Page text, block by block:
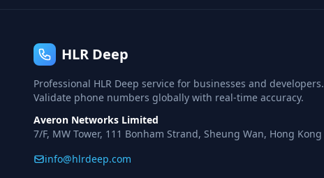
HLR Deep
Professional HLR Deep service for businesses and developers.
Validate phone numbers globally with real-time accuracy.
Averon Networks Limited
7/F, MW Tower, 111 Bonham Strand, Sheung Wan, Hong Kong
info@hlrdeep.com